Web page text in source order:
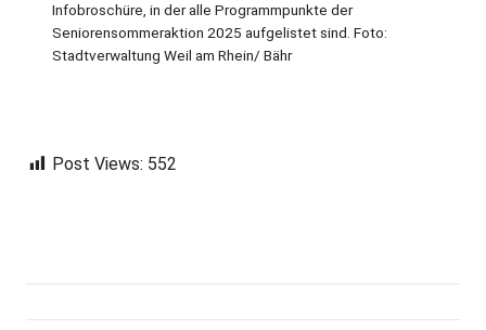
Infobroschüre, in der alle Programmpunkte der
Seniorensommeraktion 2025 aufgelistet sind. Foto:
Stadtverwaltung Weil am Rhein/ Bähr
Post Views: 552